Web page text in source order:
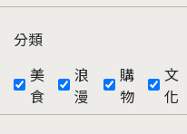
分類
美
食
浪
漫
購
物
文
化